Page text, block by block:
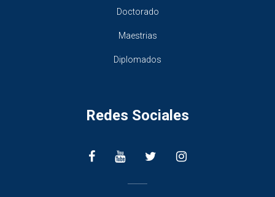
Doctorado
Maestrias
Diplomados
Redes Sociales